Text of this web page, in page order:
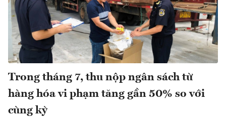
Trong tháng 7, thu nộp ngân sách từ
hàng hóa vi phạm tăng gần 50% so với
cùng kỳ